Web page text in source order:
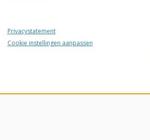
Privacystatement
Cookie instellingen aanpassen